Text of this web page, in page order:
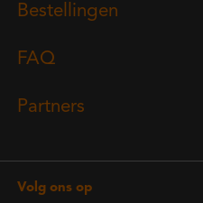
Bestellingen
FAQ
Partners
Volg ons op